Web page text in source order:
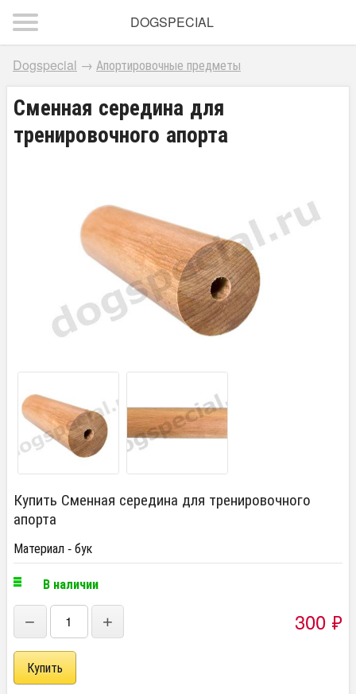
DOGSPECIAL
Dogspecial → Апортировочные предметы
Сменная середина для
тренировочного апорта
Купить Сменная середина для тренировочного
апорта
Материал - бук
В наличии
− + 300 ₽